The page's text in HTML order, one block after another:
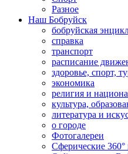
Разное
Наш Бобруйск
бобруйская
справка
транспорт
расписание
здоровье, спорт,
экономика
религия и
культура,
литература и
о городе
Фотогалереи
Сферические